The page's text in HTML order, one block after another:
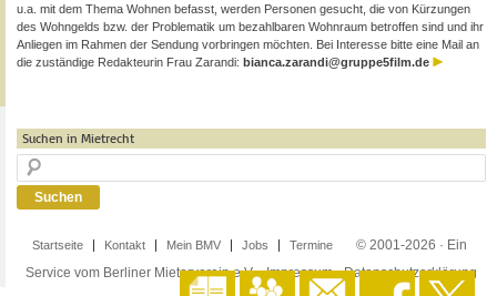
u.a. mit dem Thema Wohnen befasst, werden Personen gesucht, die von Kürzungen
des Wohngelds bzw. der Problematik um bezahlbaren Wohnraum betroffen sind und ihr
Anliegen im Rahmen der Sendung vorbringen möchten. Bei Interesse bitte eine Mail an
die zuständige Redakteurin Frau Zarandi: bianca.zarandi@gruppe5film.de
Suchen in Mietrecht
Startseite Kontakt Mein BMV Jobs Termine
© 2001-2026 · Ein
Service vom Berliner Mieterverein e.V. ·Impressum·Datenschutzerklärung